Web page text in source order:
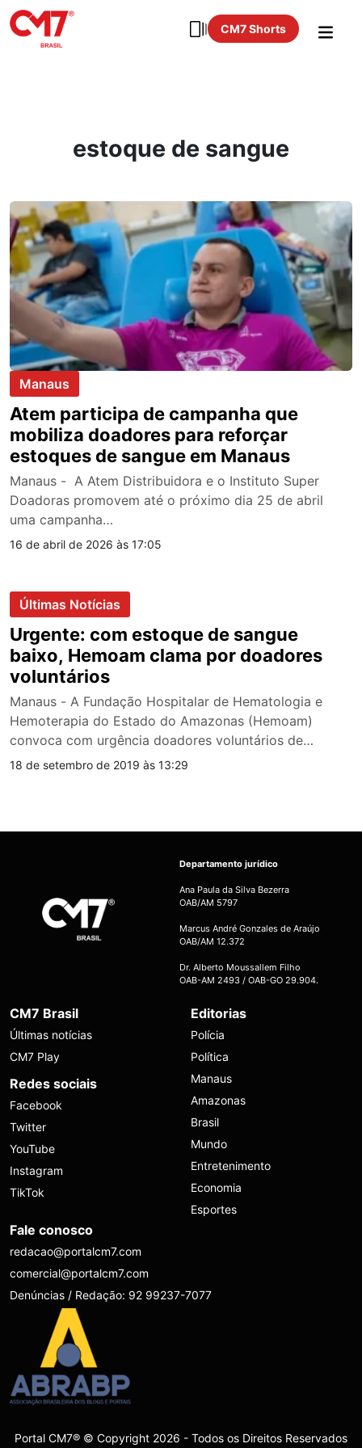
CM7 Shorts
estoque de sangue
Manaus
Atem participa de campanha que
mobiliza doadores para reforçar
estoques de sangue em Manaus
Manaus - A Atem Distribuidora e o Instituto Super
Doadoras promovem até o próximo dia 25 de abril
uma campanha…
16 de abril de 2026 às 17:05
Últimas Notícias
Urgente: com estoque de sangue
baixo, Hemoam clama por doadores
voluntários
Manaus - A Fundação Hospitalar de Hematologia e
Hemoterapia do Estado do Amazonas (Hemoam)
convoca com urgência doadores voluntários de…
18 de setembro de 2019 às 13:29
Departamento jurídico
Ana Paula da Silva Bezerra
OAB/AM 5797
Marcus André Gonzales de Araújo
OAB/AM 12.372
Dr. Alberto Moussallem Filho
OAB-AM 2493 / OAB-GO 29.904.
CM7 Brasil
Últimas notícias
CM7 Play
Redes sociais
Facebook
Twitter
YouTube
Instagram
TikTok
Editorias
Polícia
Política
Manaus
Amazonas
Brasil
Mundo
Entretenimento
Economia
Esportes
Fale conosco
redacao@portalcm7.com
comercial@portalcm7.com
Denúncias / Redação: 92 99237-7077
Portal CM7® © Copyright 2026 - Todos os Direitos Reservados